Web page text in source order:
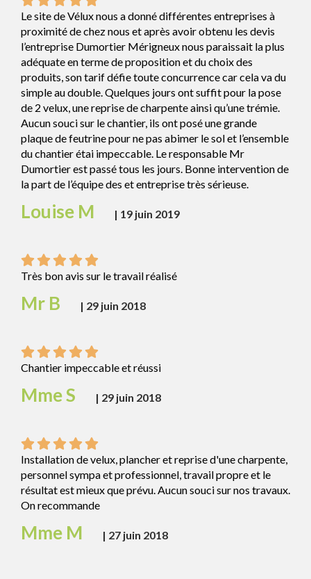
Le site de Vélux nous a donné différentes entreprises à
proximité de chez nous et après avoir obtenu les devis
l’entreprise Dumortier Mérigneux nous paraissait la plus
adéquate en terme de proposition et du choix des
produits, son tarif défie toute concurrence car cela va du
simple au double. Quelques jours ont suffit pour la pose
de 2 velux, une reprise de charpente ainsi qu’une trémie.
Aucun souci sur le chantier, ils ont posé une grande
plaque de feutrine pour ne pas abimer le sol et l’ensemble
du chantier étai impeccable. Le responsable Mr
Dumortier est passé tous les jours. Bonne intervention de
la part de l’équipe des et entreprise très sérieuse.
Louise M | 19 juin 2019
Très bon avis sur le travail réalisé
Mr B | 29 juin 2018
Chantier impeccable et réussi
Mme S | 29 juin 2018
Installation de velux, plancher et reprise d'une charpente,
personnel sympa et professionnel, travail propre et le
résultat est mieux que prévu. Aucun souci sur nos travaux.
On recommande
Mme M | 27 juin 2018